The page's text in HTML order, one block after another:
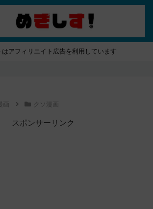
はアフィリエイト広告を利用しています
画 クソ漫画
スポンサーリンク